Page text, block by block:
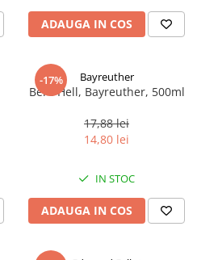
ADAUGA IN COS
-17% Bayreuther
Bere Hell, Bayreuther, 500ml
17,88 lei
14,80 lei
IN STOC
ADAUGA IN COS